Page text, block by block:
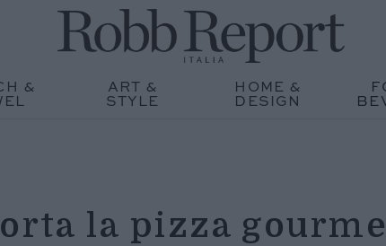
&
ART &
STYLE
HOME &
DESIGN
la pizza